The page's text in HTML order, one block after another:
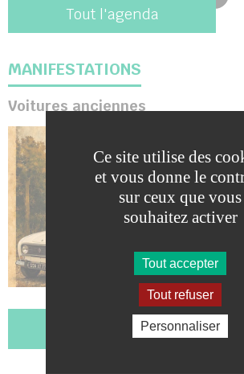
Tout l'agenda
MANIFESTATIONS
Voitures anciennes
Tout l'agenda
Ce site utilise des
et vous donne le
sur ceux que vous
souhaitez activer
Tout accepter
Tout refuser
Personnaliser